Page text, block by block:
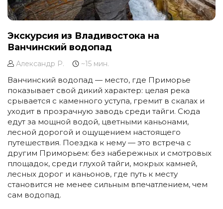
Экскурсия из Владивостока на
Ванчинский водопад
Александр Р. ~15 мин.
Ванчинский водопад — место, где Приморье
показывает свой дикий характер: целая река
срывается с каменного уступа, гремит в скалах и
уходит в прозрачную заводь среди тайги. Сюда
едут за мощной водой, цветными каньонами,
лесной дорогой и ощущением настоящего
путешествия. Поездка к нему — это встреча с
другим Приморьем: без набережных и смотровых
площадок, среди глухой тайги, мокрых камней,
лесных дорог и каньонов, где путь к месту
становится не менее сильным впечатлением, чем
сам водопад.